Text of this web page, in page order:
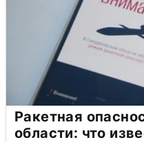
Ракетная
области: что